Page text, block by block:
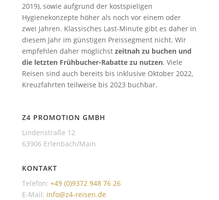
2019), sowie aufgrund der kostspieligen
Hygienekonzepte höher als noch vor einem oder
zwei Jahren. Klassisches Last-Minute gibt es daher in
diesem Jahr im günstigen Preissegment nicht. Wir
empfehlen daher möglichst zeitnah zu buchen und
die letzten Frühbucher-Rabatte zu nutzen. Viele
Reisen sind auch bereits bis inklusive Oktober 2022,
Kreuzfahrten teilweise bis 2023 buchbar.
Z4 PROMOTION GMBH
Lindenstraße 12
63906 Erlenbach/Main
KONTAKT
Telefon: +49 (0)9372 948 76 26
E-Mail: info@z4-reisen.de